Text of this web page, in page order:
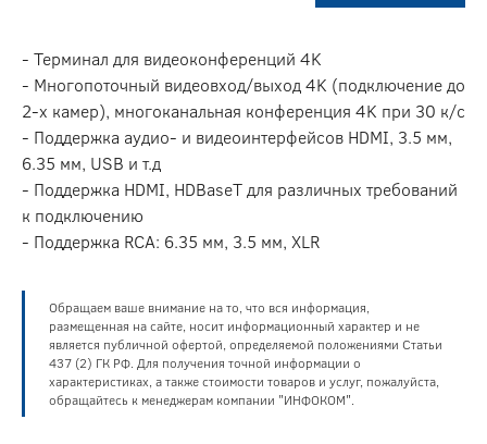
- Терминал для видеоконференций 4K
- Многопоточный видеовход/выход 4K (подключение до
2-х камер), многоканальная конференция 4K при 30 к/с
- Поддержка аудио- и видеоинтерфейсов HDMI, 3.5 мм,
6.35 мм, USB и т.д
- Поддержка HDMI, HDBaseT для различных требований
к подключению
- Поддержка RCA: 6.35 мм, 3.5 мм, XLR
Обращаем ваше внимание на то, что вся информация,
размещенная на сайте, носит информационный характер и не
является публичной офертой, определяемой положениями Статьи
437 (2) ГК РФ. Для получения точной информации о
характеристиках, а также стоимости товаров и услуг, пожалуйста,
обращайтесь к менеджерам компании "ИНФОКОМ".